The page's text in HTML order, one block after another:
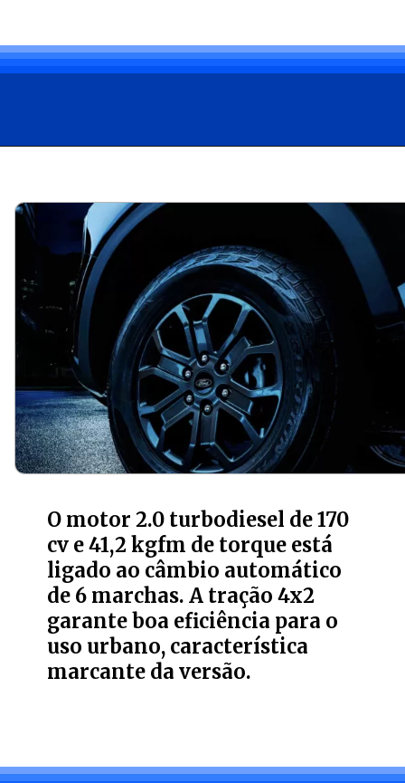
O motor 2.0 turbodiesel de 170
cv e 41,2 kgfm de torque está
ligado ao câmbio automático
de 6 marchas. A tração 4x2
garante boa eficiência para o
uso urbano, característica
marcante da versão.